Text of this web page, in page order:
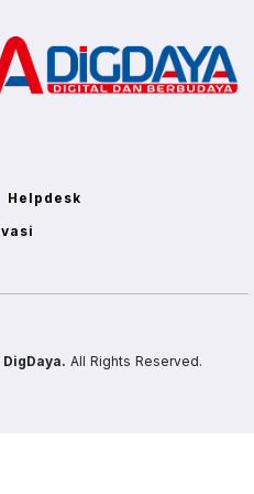
Helpdesk
DigDaya. All Rights Reserved.